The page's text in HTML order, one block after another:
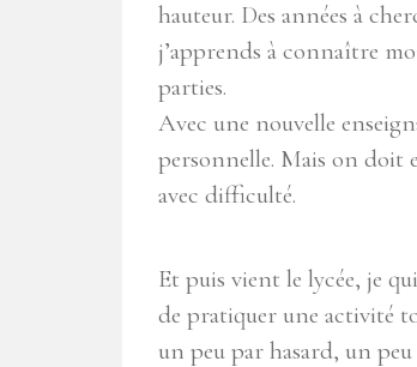
hauteur. Des années à
j’apprends à connaître
parties.
Avec une nouvelle
personnelle. Mais on doit
avec difficulté.
Et puis vient le lycée, je
de pratiquer une activité
un peu par hasard, un